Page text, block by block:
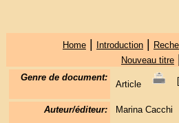
Home| Introduction|
Nouveau titre|
Genre de document:
Article [
Auteur/éditeur:
Marina Cacchi